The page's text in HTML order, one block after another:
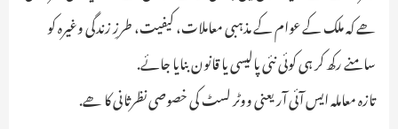
ھے کہ ملک کے عوام کے مذہبی معاملات، کیفیت، طرزِ زندگی وغیرہ کو
سامنے رکھ کر ہی کوئی نئی پالیسی یا قانون بنایا جائے.
تازہ معاملہ ایس آئی آر یعنی ووٹر لسٹ کی خصوصی نظرثانی کا ھے.